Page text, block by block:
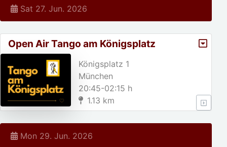
Sat 27. Jun. 2026
Open Air Tango am Königsplatz
Königsplatz 1
München
20:45-02:15 h
1.13 km
Mon 29. Jun. 2026